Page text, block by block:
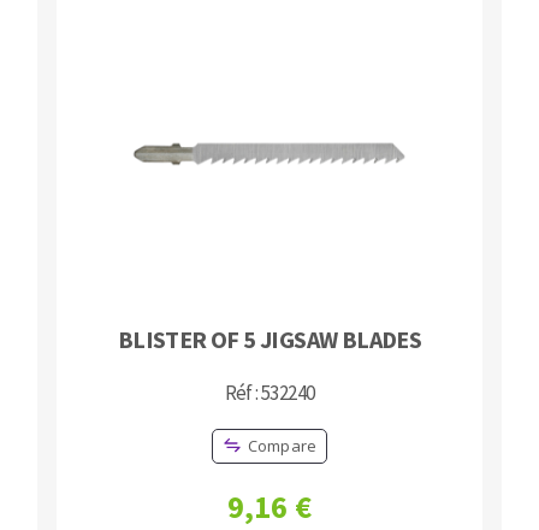
BLISTER OF 5 JIGSAW BLADES
Réf : 532240
Compare
9,16 €